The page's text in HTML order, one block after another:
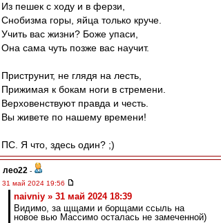
Из пешек с ходу и в ферзи,
Снобизма горы, яйца только круче.
Учить вас жизни? Боже упаси,
Она сама чуть позже вас научит.
Приструнит, не глядя на лесть,
Прижимая к бокам ноги в стремени.
Верховенствуют правда и честь.
Вы живете по нашему времени!
ПС. Я что, здесь один? ;)
лео22 -
31 май 2024 19:56
naivniy » 31 май 2024 18:39
Видимо, за щщами и борщами ссыль на
новое вью Массимо осталась не замеченной)